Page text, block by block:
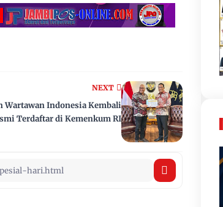
NEXT
Wartawan Indonesia Kembali
Terdaftar di Kemenkum RI